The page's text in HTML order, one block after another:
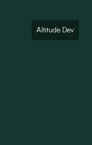
Altitude Dev